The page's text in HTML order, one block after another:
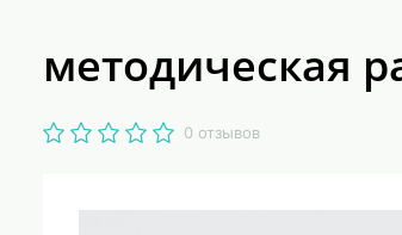
методическая
0 отзывов